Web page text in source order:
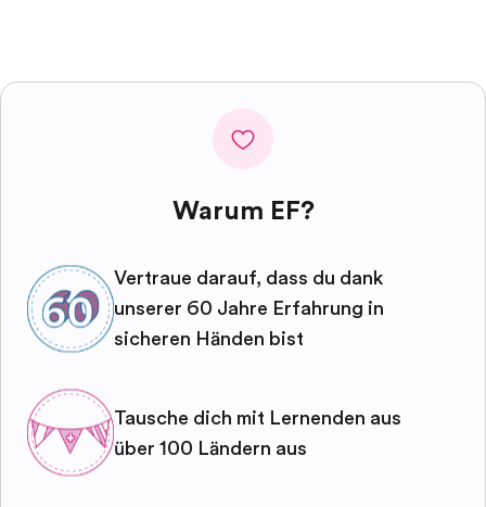
Warum EF?
Vertraue darauf, dass du dank
unserer 60 Jahre Erfahrung in
sicheren Händen bist
Tausche dich mit Lernenden aus
über 100 Ländern aus